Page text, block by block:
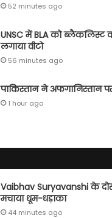
52 minutes ago
UNSC में BLA को ब्लैकलिस्ट
लगाया वीटो
56 minutes ago
पाकिस्तान ने अफगानिस्तान
1 hour ago
Vaibhav Suryavanshi के
मचाया धूम-धड़ाका
44 minutes ago